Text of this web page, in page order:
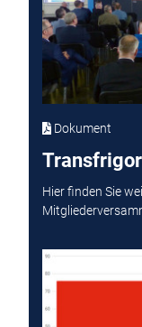
Dokument
Hier finden Sie